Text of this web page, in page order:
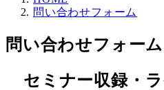
問い合わせフォーム
問い合わせフォーム
セミナー収録・